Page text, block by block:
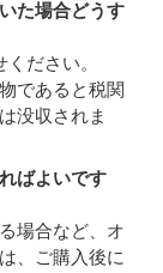
た場合どうす
ださい。
であると税関
没収されま
ばよいです
場合など、オ
、ご購入後に